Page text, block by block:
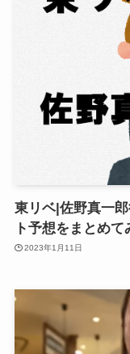
東リベ|佐野真一
ト予想をまとめて
2023年1月11日